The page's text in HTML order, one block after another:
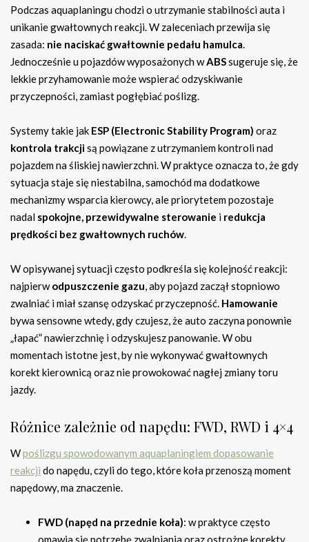
Podczas aquaplaningu chodzi o utrzymanie stabilności auta i
unikanie gwałtownych reakcji. W zaleceniach przewija się
zasada: nie naciskać gwałtownie pedału hamulca.
Jednocześnie u pojazdów wyposażonych wABSsugeruje się, że
lekkie przyhamowanie może wspierać odzyskiwanie
przyczepności, zamiast pogłębiać poślizg.
Systemy takie jak ESP (Electronic Stability Program) oraz
kontrola trakcjisą powiązane z utrzymaniem kontroli nad
pojazdem na śliskiej nawierzchni. W praktyce oznacza to, że gdy
sytuacja staje się niestabilna, samochód ma dodatkowe
mechanizmy wsparcia kierowcy, ale priorytetem pozostaje
nadal spokojne, przewidywalne sterowanie i redukcja
prędkości bez gwałtownych ruchów.
W opisywanej sytuacji często podkreśla się kolejność reakcji:
najpierwodpuszczenie gazu, aby pojazd zaczął stopniowo
zwalniać i miał szansę odzyskać przyczepność. Hamowanie
bywa sensowne wtedy, gdy czujesz, że auto zaczyna ponownie
„łapać” nawierzchnię i odzyskujesz panowanie. W obu
momentach istotne jest, by nie wykonywać gwałtownych
korekt kierownicą oraz nie prowokować nagłej zmiany toru
jazdy.
Różnice zależnie od napędu: FWD, RWD i 4×4
Wpoślizgu spowodowanym aquaplaningiem dopasowanie
reakcji do napędu, czyli do tego, które koła przenoszą moment
napędowy, ma znaczenie.
FWD (napęd na przednie koła): w praktyce często
omawia się potrzebę zwalniania oraz ostrożne korekty